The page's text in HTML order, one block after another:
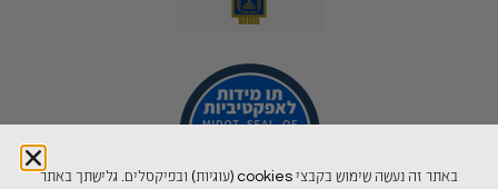
באתר זה נעשה שימוש בקבצי cookies (עוגיות) ובפיקסלים. גלישתך באתר